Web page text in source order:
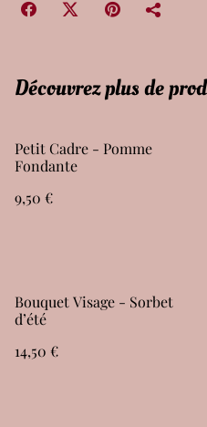
Découvrez plus de
Petit Cadre - Pomme
Fondante
9,50 €
Bouquet Visage - Sorbet
d’été
14,50 €